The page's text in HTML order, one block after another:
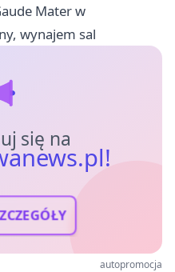
Mater w
wynajem sal
się na
autopromocja